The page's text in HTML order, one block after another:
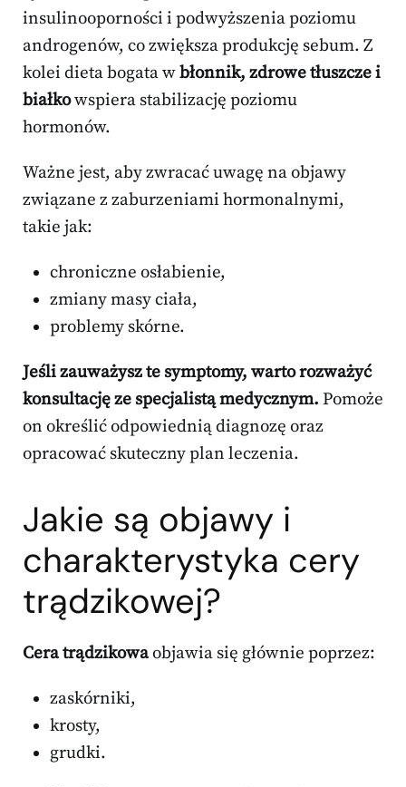
insulinooporności i podwyższenia poziomu
androgenów, co zwiększa produkcję sebum. Z
kolei dieta bogata wbłonnik, zdrowe tłuszcze i
białkowspiera stabilizację poziomu
hormonów.
Ważne jest, aby zwracać uwagę na objawy
związane z zaburzeniami hormonalnymi,
takie jak:
chroniczne osłabienie,
zmiany masy ciała,
problemy skórne.
Jeśli zauważysz te symptomy, warto rozważyć
konsultację ze specjalistą medycznym. Pomoże
on określić odpowiednią diagnozę oraz
opracować skuteczny plan leczenia.
Jakie są objawy i
charakterystyka cery
trądzikowej?
Cera trądzikowaobjawia się głównie poprzez:
zaskórniki,
krosty,
grudki.